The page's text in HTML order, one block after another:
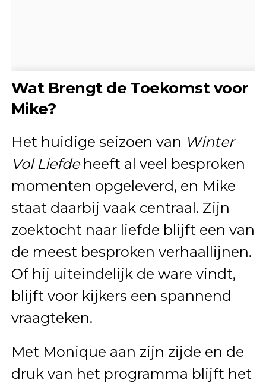
Wat Brengt de Toekomst voor
Mike?
Het huidige seizoen van Winter
Vol Liefdeheeft al veel besproken
momenten opgeleverd, en Mike
staat daarbij vaak centraal. Zijn
zoektocht naar liefde blijft een van
de meest besproken verhaallijnen.
Of hij uiteindelijk de ware vindt,
blijft voor kijkers een spannend
vraagteken.
Met Monique aan zijn zijde en de
druk van het programma blijft het